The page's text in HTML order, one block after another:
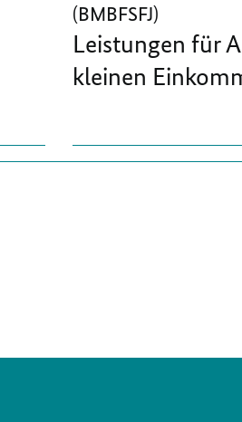
(BMBFSFJ)
Leistungen für
kleinen